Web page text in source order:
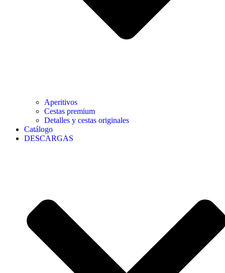
Aperitivos
Cestas premium
Detalles y cestas originales
Catálogo
DESCARGAS